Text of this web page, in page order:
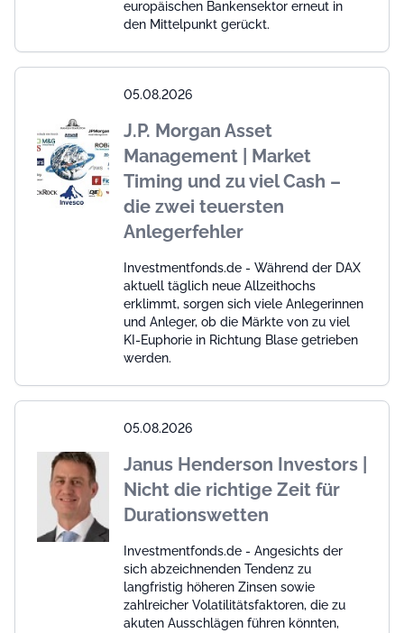
europäischen Bankensektor erneut in
den Mittelpunkt gerückt.
05.08.2026
J.P. Morgan Asset
Management | Market
Timing und zu viel Cash –
die zwei teuersten
Anlegerfehler
Investmentfonds.de - Während der DAX
aktuell täglich neue Allzeithochs
erklimmt, sorgen sich viele Anlegerinnen
und Anleger, ob die Märkte von zu viel
KI-Euphorie in Richtung Blase getrieben
werden.
05.08.2026
Janus Henderson Investors |
Nicht die richtige Zeit für
Durationswetten
Investmentfonds.de - Angesichts der
sich abzeichnenden Tendenz zu
langfristig höheren Zinsen sowie
zahlreicher Volatilitätsfaktoren, die zu
akuten Ausschlägen führen könnten,